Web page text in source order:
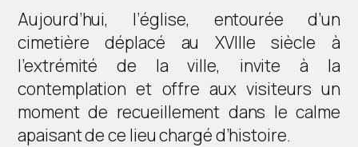
Aujourd’hui, l’église, entourée d’un
cimetière déplacé au XVIIIe siècle à
l’extrémité de la ville, invite à la
contemplation et offre aux visiteurs un
moment de recueillement dans le calme
apaisant de ce lieu chargé d’histoire.